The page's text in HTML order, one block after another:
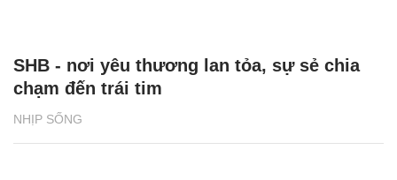
NHỊP SỐNG
SHB - nơi yêu thương lan tỏa, sự sẻ chia
chạm đến trái tim